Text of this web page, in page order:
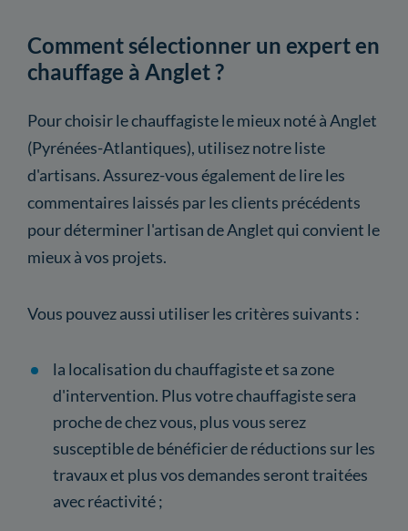
Comment sélectionner un expert en
chauffage à Anglet ?
Pour choisir le chauffagiste le mieux noté à Anglet
(Pyrénées-Atlantiques), utilisez notre liste
d'artisans. Assurez-vous également de lire les
commentaires laissés par les clients précédents
pour déterminer l'artisan de Anglet qui convient le
mieux à vos projets.
Vous pouvez aussi utiliser les critères suivants :
la localisation du chauffagiste et sa zone
d'intervention. Plus votre chauffagiste sera
proche de chez vous, plus vous serez
susceptible de bénéficier de réductions sur les
travaux et plus vos demandes seront traitées
avec réactivité ;